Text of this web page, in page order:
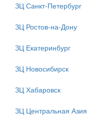
ЗЦ Санкт-Петербург
ЗЦ Ростов-на-Дону
ЗЦ Екатеринбург
ЗЦ Новосибирск
ЗЦ Хабаровск
ЗЦ Центральная Азия